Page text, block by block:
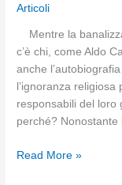
Articoli
Mentre la
c’è chi, come Aldo
anche
l’ignoranza
responsabili del loro
perché? Nonostante
Perché
Read More »